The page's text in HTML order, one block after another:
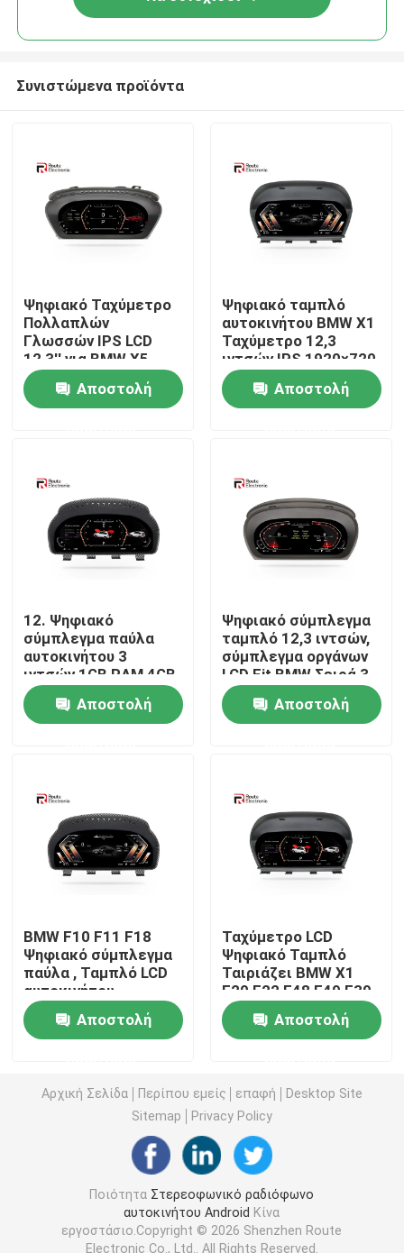
Αρχική Σελίδα
Προϊόντα
Γύρος εργοστασίων
Ποιοτικός έλεγχος
επαφή
Νέα
Όλες οι περιπτώσεις
Στερεοφωνικό ραδιόφωνο αυτοκινήτου Android
Καθολικό στερεοφωνικό συγκρότημα αυτοκινήτων
Ραδιόφωνο αυτοκινήτου cOem
τηλεοπτική διεπαφή αυτοκινήτων
360 Πανοραμική κάμερα αυτοκινήτου
Συνιστώμενα προϊόντα
Ψηφιακό Ταχύμετρο
Πολλαπλών
Γλωσσών IPS LCD
12,3'' για BMW X5
Αποστολή
Ψηφιακό ταμπλό
αυτοκινήτου BMW X1
Ταχύμετρο 12,3
ιντσών IPS 1920×720
ΣΥΝΔΕΣΤΕ και
ΠΑΙΞΤΕΑποστολή
12. Ψηφιακό
σύμπλεγμα παύλα
αυτοκινήτου 3
ιντσών 1GB RAM 4GB
ROM Υποστήριξη
πολλαπλών
γλωσσών
Αποστολή
Ψηφιακό σύμπλεγμα
ταμπλό 12,3 ιντσών,
σύμπλεγμα οργάνων
LCD Fit BMW Σειρά 3
E90 E92 E93
Αποστολή
BMW F10 F11 F18
Ψηφιακό σύμπλεγμα
παύλα , Ταμπλό LCD
αυτοκινήτου
1920×720 IPS
Αποστολή
Ταχύμετρο LCD
Ψηφιακό Ταμπλό
Ταιριάζει BMW X1
F20 F22 F48 F49 F39
Αποστολή
Αρχική Σελίδα Περίπου εμείς επαφή
Desktop Site
Sitemap
Privacy Policy
Ποιότητα Στερεοφωνικό ραδιόφωνο
αυτοκινήτου Android Κίνα
εργοστάσιο.Copyright © 2026 Shenzhen Route
Electronic Co., Ltd.. All Rights Reserved.